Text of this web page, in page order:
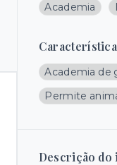
Academia
Academia de
Permite
Descrição do